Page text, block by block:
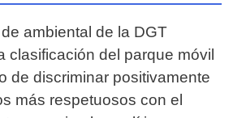
ambiental de la DGT
clasificación del parque móvil
de discriminar positivamente
más respetuosos con el